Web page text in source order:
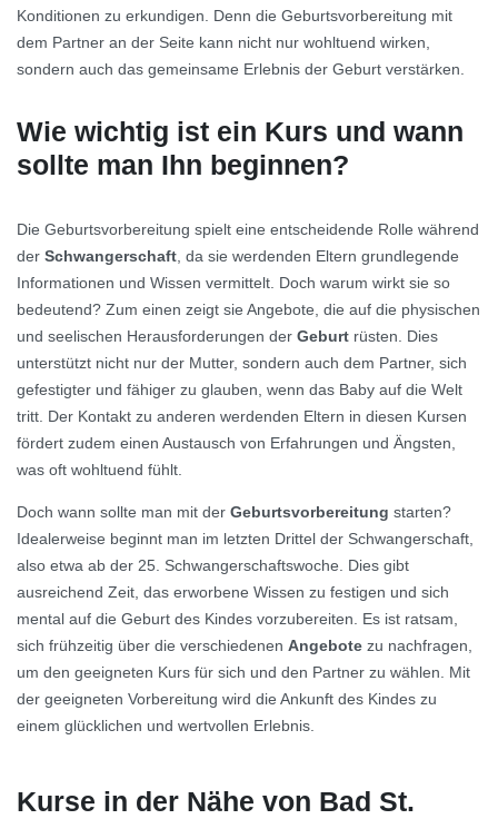
Konditionen zu erkundigen. Denn die Geburtsvorbereitung mit
dem Partner an der Seite kann nicht nur wohltuend wirken,
sondern auch das gemeinsame Erlebnis der Geburt verstärken.
Wie wichtig ist ein Kurs und wann
sollte man Ihn beginnen?
Die Geburtsvorbereitung spielt eine entscheidende Rolle während
der Schwangerschaft, da sie werdenden Eltern grundlegende
Informationen und Wissen vermittelt. Doch warum wirkt sie so
bedeutend? Zum einen zeigt sie Angebote, die auf die physischen
und seelischen Herausforderungen der Geburt rüsten. Dies
unterstützt nicht nur der Mutter, sondern auch dem Partner, sich
gefestigter und fähiger zu glauben, wenn das Baby auf die Welt
tritt. Der Kontakt zu anderen werdenden Eltern in diesen Kursen
fördert zudem einen Austausch von Erfahrungen und Ängsten,
was oft wohltuend fühlt.
Doch wann sollte man mit der Geburtsvorbereitung starten?
Idealerweise beginnt man im letzten Drittel der Schwangerschaft,
also etwa ab der 25. Schwangerschaftswoche. Dies gibt
ausreichend Zeit, das erworbene Wissen zu festigen und sich
mental auf die Geburt des Kindes vorzubereiten. Es ist ratsam,
sich frühzeitig über die verschiedenen Angebote zu nachfragen,
um den geeigneten Kurs für sich und den Partner zu wählen. Mit
der geeigneten Vorbereitung wird die Ankunft des Kindes zu
einem glücklichen und wertvollen Erlebnis.
Kurse in der Nähe von Bad St.